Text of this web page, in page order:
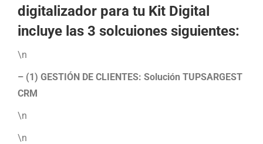
digitalizador para tu Kit Digital
incluye las 3 solcuiones siguientes:
\n
– (1) GESTIÓN DE CLIENTES: Solución TUPSARGEST
CRM
\n
\n